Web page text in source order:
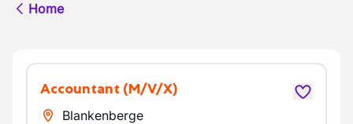
Home
Accountant (M/V/X)
Blankenberge